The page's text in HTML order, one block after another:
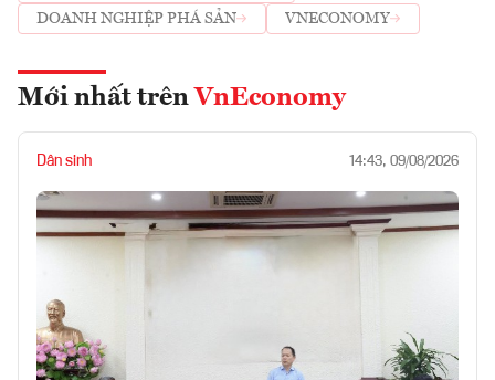
DOANH NGHIỆP PHÁ SẢN
VNECONOMY
Mới nhất trên VnEconomy
Dân sinh 14:43, 09/08/2026